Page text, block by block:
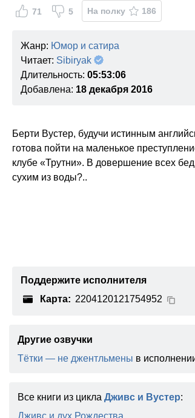
71 5 На полку 186
Жанр: Юмор и сатира
Читает: Sibiryak
Длительность: 05:53:06
Добавлена: 18 декабря 2016
Берти Вустер, будучи истинным
готова пойти на маленькое
клубе «Трутни». В довершение всех
сухим из воды?..
Поддержите исполнителя
Карта: 2204120121754952
Другие озвучки
Тётки — не джентльмены в
Все книги из цикла Дживс и Вустер: